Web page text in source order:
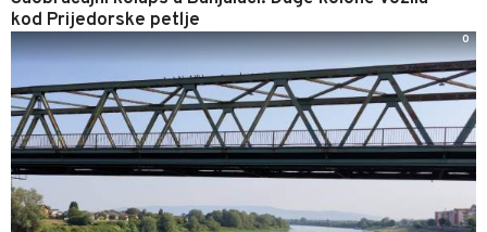
kod Prijedorske petlje
0